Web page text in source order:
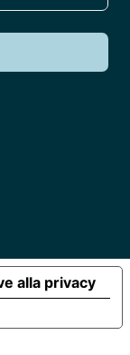
alla privacy